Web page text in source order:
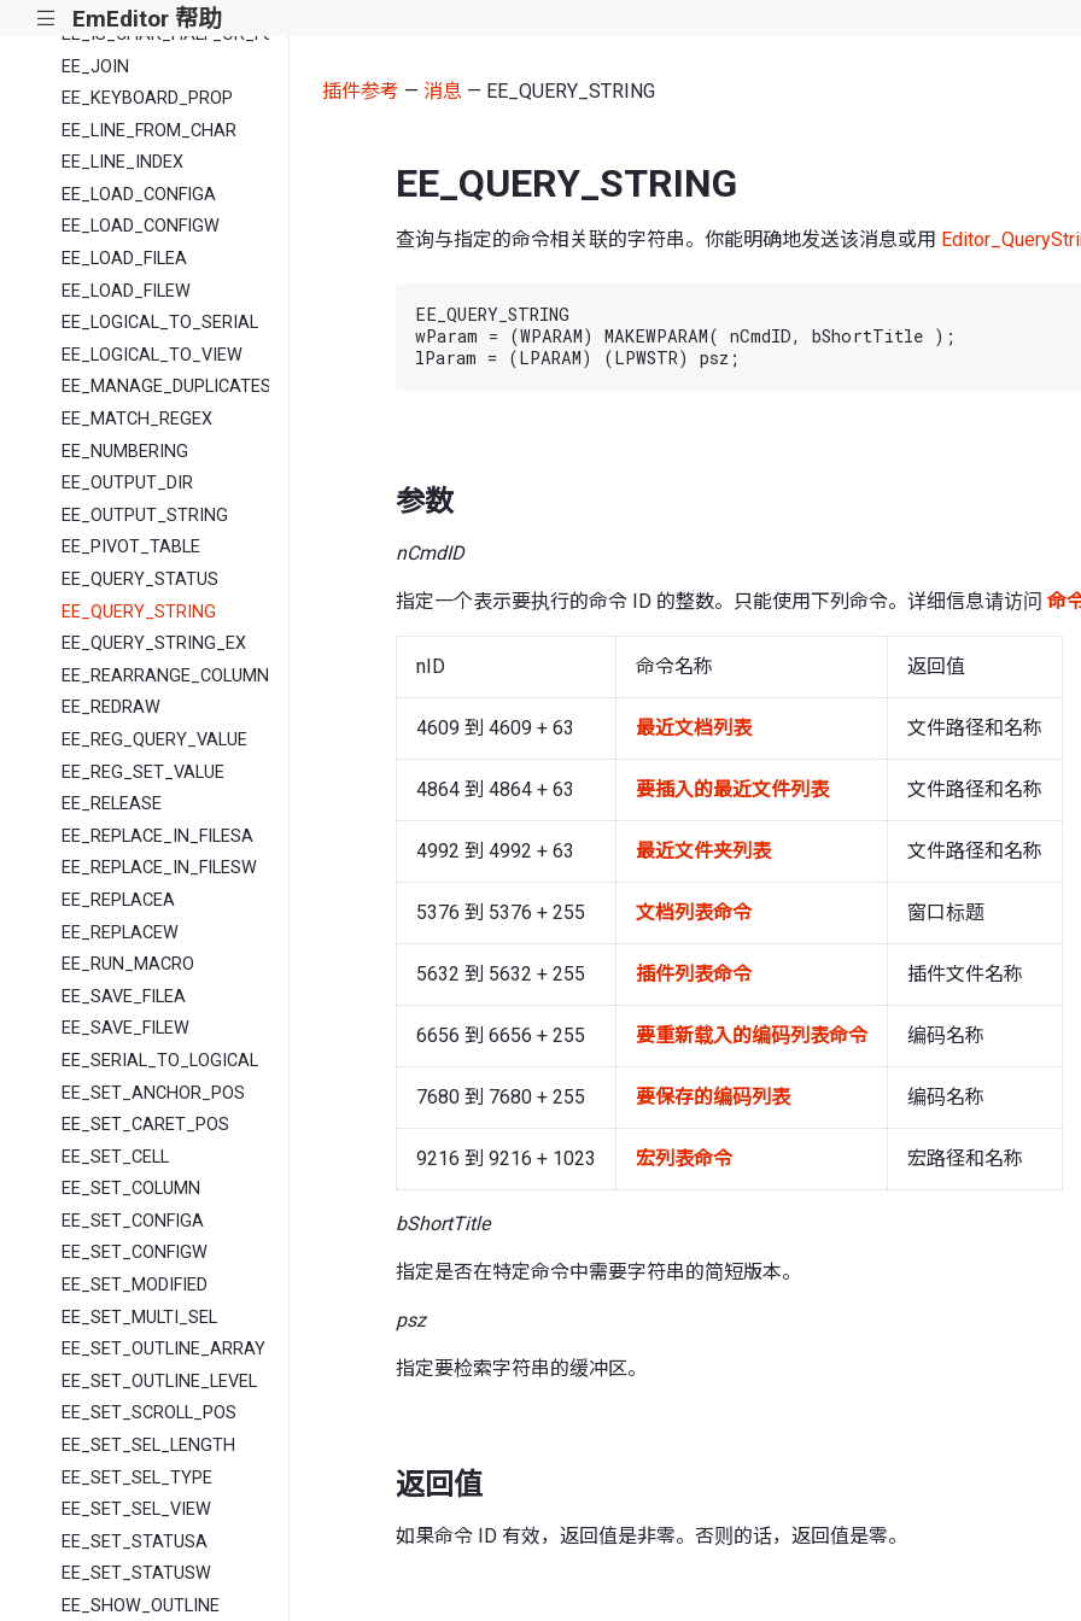
||| EmEditor 帮助
EE_IS_CHAR_HALF_OR_FULL
EE_JOIN
EE_KEYBOARD_PROP
EE_LINE_FROM_CHAR
EE_LINE_INDEX
EE_LOAD_CONFIGA
EE_LOAD_CONFIGW
EE_LOAD_FILEA
EE_LOAD_FILEW
EE_LOGICAL_TO_SERIAL
EE_LOGICAL_TO_VIEW
EE_MANAGE_DUPLICATES
EE_MATCH_REGEX
EE_NUMBERING
EE_OUTPUT_DIR
EE_OUTPUT_STRING
EE_PIVOT_TABLE
EE_QUERY_STATUS
EE_QUERY_STRING
EE_QUERY_STRING_EX
EE_REARRANGE_COLUMNS
EE_REDRAW
EE_REG_QUERY_VALUE
EE_REG_SET_VALUE
EE_RELEASE
EE_REPLACE_IN_FILESA
EE_REPLACE_IN_FILESW
EE_REPLACEA
EE_REPLACEW
EE_RUN_MACRO
EE_SAVE_FILEA
EE_SAVE_FILEW
EE_SERIAL_TO_LOGICAL
EE_SET_ANCHOR_POS
EE_SET_CARET_POS
EE_SET_CELL
EE_SET_COLUMN
EE_SET_CONFIGA
EE_SET_CONFIGW
EE_SET_MODIFIED
EE_SET_MULTI_SEL
EE_SET_OUTLINE_ARRAY
EE_SET_OUTLINE_LEVEL
EE_SET_SCROLL_POS
EE_SET_SEL_LENGTH
EE_SET_SEL_TYPE
EE_SET_SEL_VIEW
EE_SET_STATUSA
EE_SET_STATUSW
EE_SHOW_OUTLINE
插件参考 — 消息— EE_QUERY_STRING
EE_QUERY_STRING
查询与指定的命令相关联的字符串。你能明确地发送该消息或用
EE_QUERY_STRING
wParam = (WPARAM) MAKEWPARAM( nCmdID, bShortTitle );
参数
nCmdID
指定一个表示要执行的命令 ID 的整数。只能使用下列命令。详细信息请访问命
nID 命令名称 返回值
4609 到 4609 + 63 最近文档列表 文件路径和名称
4864 到 4864 + 63 要插入的最近文件列表 文件路径和名称
4992 到 4992 + 63 最近文件夹列表 文件路径和名称
5376 到 5376 + 255 文档列表命令 窗口标题
5632 到 5632 + 255 插件列表命令 插件文件名称
6656 到 6656 + 255 要重新载入的编码列表命令 编码名称
7680 到 7680 + 255 要保存的编码列表 编码名称
9216 到 9216 + 1023 宏列表命令 宏路径和名称
bShortTitle
指定是否在特定命令中需要字符串的简短版本。
psz
指定要检索字符串的缓冲区。
返回值
如果命令 ID 有效，返回值是非零。否则的话，返回值是零。